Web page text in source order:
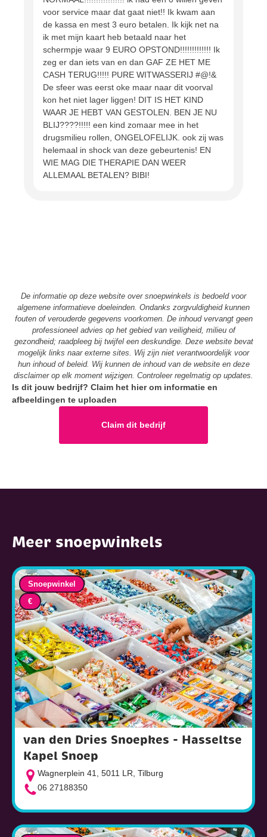
voor service maar dat gaat niet!! Ik kwam aan
de kassa en mest 3 euro betalen. Ik kijk net na
ik met mijn kaart heb betaald naar het
schermpje waar 9 EURO OPSTOND!!!!!!!!!!!!! Ik
zeg er dan iets van en dan GAF ZE HET ME
CASH TERUG!!!!! PURE WITWASSERIJ #@!&
De sfeer was eerst oke maar naar dit voorval
kon het niet lager liggen! DIT IS HET KIND
WAAR JE HEBT VAN GESTOLEN. BEN JE NU
BLIJ????!!!!! een kind zomaar mee in het
drugsmilieu rollen, ONGELOFELIJK. ook zij was
helemaal in shock van deze gebeurtenis! EN
WIE MAG DIE THERAPIE DAN WEER
ALLEMAAL BETALEN? BIBI!
De informatie op deze website over snoepwinkels is bedoeld voor
algemene informatieve doeleinden. Ondanks zorgvuldigheid kunnen
fouten of verouderde gegevens voorkomen. De inhoud vervangt geen
professioneel advies op het gebied van veiligheid, milieu of
gezondheid; raadpleeg bij twijfel een deskundige. Deze website bevat
mogelijk links naar externe sites. Wij zijn niet verantwoordelijk voor
hun inhoud of beleid. Wij kunnen de inhoud van de website en deze
disclaimer op elk moment wijzigen. Controleer regelmatig op updates.
Is dit jouw bedrijf? Claim het hier om informatie en
afbeeldingen te uploaden
Claim dit bedrijf
Meer snoepwinkels
van den Dries Snoepkes - Hasseltse
Kapel Snoep
Wagnerplein 41, 5011 LR, Tilburg
06 27188350
Snoepwinkel
€